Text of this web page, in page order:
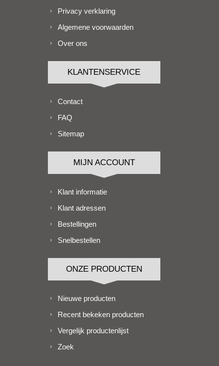
Privacy verklaring
Algemene voorwaarden
Over ons
KLANTENSERVICE
Contact
FAQ
Sitemap
MIJN ACCOUNT
Klant informatie
Klant adressen
Bestellingen
Snelbestellen
ONZE PRODUCTEN
Nieuwe producten
Recent bekeken producten
Vergelijk productenlijst
Zoek